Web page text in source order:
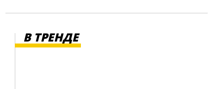
В ТРЕНДЕ